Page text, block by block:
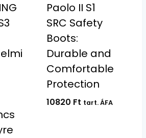
Paolo II S1
SRC Safety
Boots:
Durable and
Comfortable
Protection
10820 Ft tart. ÁFA